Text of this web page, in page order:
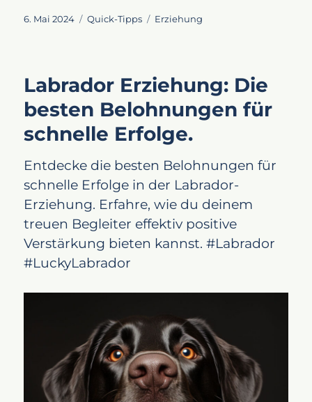
Veröffentlicht
6. Mai 2024 Kategorien
Quick-Tipps Schlagwörter
Erziehung
Labrador Erziehung: Die
besten Belohnungen für
schnelle Erfolge.
Entdecke die besten Belohnungen für
schnelle Erfolge in der Labrador-
Erziehung. Erfahre, wie du deinem
treuen Begleiter effektiv positive
Verstärkung bieten kannst. #Labrador
#LuckyLabrador